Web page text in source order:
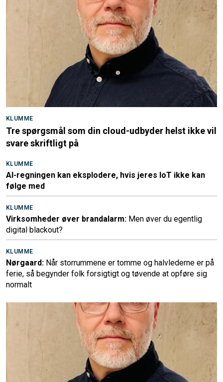
KLUMME
Tre spørgsmål som din cloud-udbyder helst ikke vil
svare skriftligt på
KLUMME
AI-regningen kan eksplodere, hvis jeres IoT ikke kan
følge med
KLUMME
Virksomheder øver brandalarm: Men øver du egentlig
digital blackout?
KLUMME
Nørgaard: Når storrummene er tomme og halvlederne er på
ferie, så begynder folk forsigtigt og tøvende at opføre sig
normalt